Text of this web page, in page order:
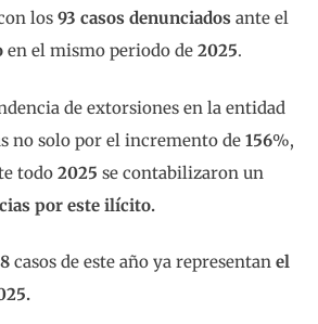
los 93 casos denunciados ante el
en el mismo periodo de 2025.
de extorsiones en la entidad
no solo por el incremento de 156%,
todo 2025 se contabilizaron un
por este ilícito.
casos de este año ya representan el